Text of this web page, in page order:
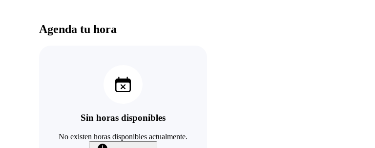
Agenda tu hora
Sin horas disponibles
No existen horas disponibles actualmente.